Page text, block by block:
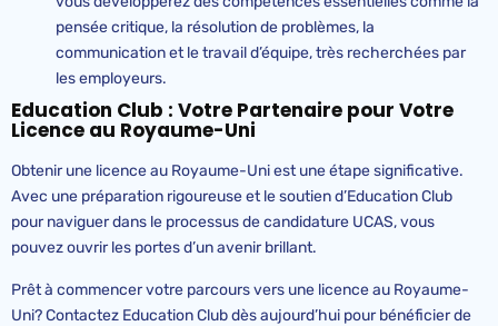
pensée critique, la résolution de problèmes, la
communication et le travail d’équipe, très recherchées par
les employeurs.
Education Club : Votre Partenaire pour Votre
Licence au Royaume-Uni
Obtenir une licence au Royaume-Uni est une étape significative.
Avec une préparation rigoureuse et le soutien d’Education Club
pour naviguer dans le processus de candidature UCAS, vous
pouvez ouvrir les portes d’un avenir brillant.
Prêt à commencer votre parcours vers une licence au Royaume-
Uni? Contactez Education Club dès aujourd’hui pour bénéficier de